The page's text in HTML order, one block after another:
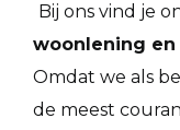
Bij ons vind je
woonlening
Omdat we als
de meest